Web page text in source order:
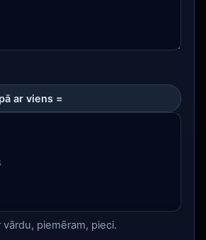
ar viens =
piemēram, pieci.